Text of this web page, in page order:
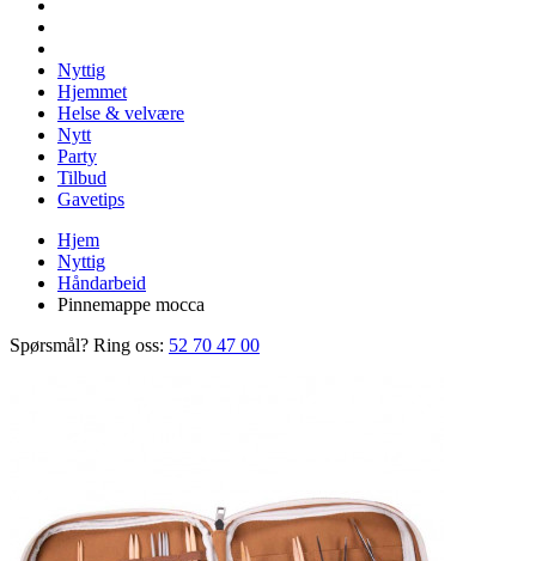
Nyttig
Hjemmet
Helse & velvære
Nytt
Party
Tilbud
Gavetips
Hjem
Nyttig
Håndarbeid
Pinnemappe mocca
Spørsmål? Ring oss: 52 70 47 00